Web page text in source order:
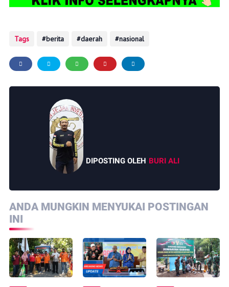
Tags berita daerah nasional
DIPOSTING OLEH BURI ALI
ANDA MUNGKIN MENYUKAI POSTINGAN
INI